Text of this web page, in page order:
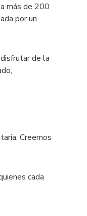
más de 200
por un
de la
Creemos
cada